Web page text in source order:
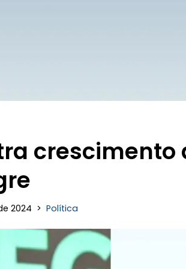
crescimento
2024 Política